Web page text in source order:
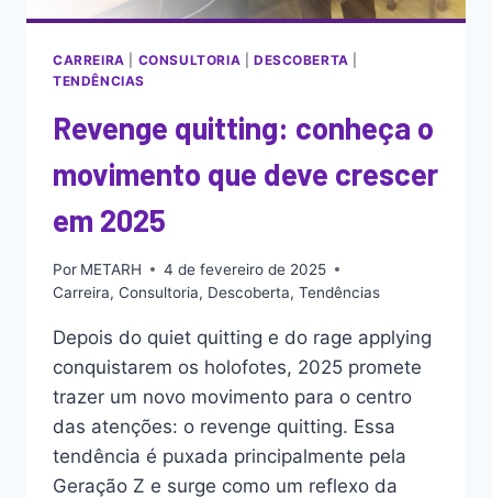
CARREIRA CONSULTORIA DESCOBERTA
TENDÊNCIAS
Revenge quitting: conheça o
movimento que deve crescer
em 2025
Por METARH
4 de fevereiro de 2025
Carreira, Consultoria, Descoberta, Tendências
Depois do quiet quitting e do rage applying
conquistarem os holofotes, 2025 promete
trazer um novo movimento para o centro
das atenções: o revenge quitting. Essa
tendência é puxada principalmente pela
Geração Z e surge como um reflexo da